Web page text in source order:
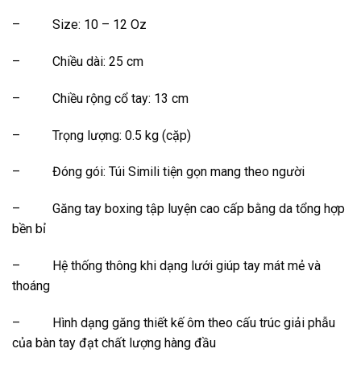
– Size: 10 – 12 Oz
– Chiều dài: 25 cm
– Chiều rộng cổ tay: 13 cm
– Trọng lượng: 0.5 kg (cặp)
– Đóng gói: Túi Simili tiện gọn mang theo người
– Găng tay boxing tập luyện cao cấp bằng da tổng hợp
bền bỉ
– Hệ thống thông khi dạng lưới giúp tay mát mẻ và
thoáng
– Hình dạng găng thiết kế ôm theo cấu trúc giải phẫu
của bàn tay đạt chất lượng hàng đầu